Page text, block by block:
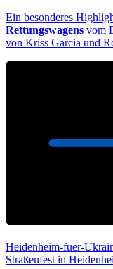
Ein besonderes
Rettungswagens vom
von Kriss Garcia und
Heidenheim-fuer-
Straßenfest in